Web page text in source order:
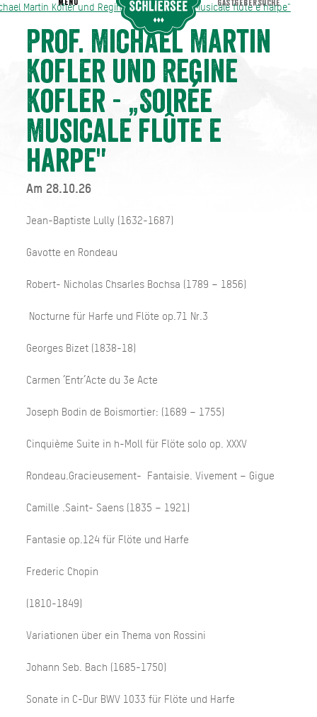
Martin Kofler und Regine Kofler - „Soirée Musicale flûte e harpe"
Prof. Michael Martin
Kofler und Regine
Kofler - „Soirée
Musicale flûte e
harpe"
Am 28.10.26
Jean-Baptiste Lully (1632-1687)
Gavotte en Rondeau
Robert- Nicholas Chsarles Bochsa (1789 – 1856)
Nocturne für Harfe und Flöte op.71 Nr.3
Georges Bizet (1838-18)
Carmen ’Entr’Acte du 3e Acte
Joseph Bodin de Boismortier: (1689 – 1755)
Cinquième Suite in h-Moll für Flöte solo op. XXXV
Rondeau.Gracieusement- Fantaisie. Vivement – Gigue
Camille .Saint- Saens (1835 – 1921)
Fantasie op.124 für Flöte und Harfe
Frederic Chopin
(1810-1849)
Variationen über ein Thema von Rossini
Johann Seb. Bach (1685-1750)
Sonate in C-Dur BWV 1033 für Flöte und Harfe
Martin Kofler und Regine Kofler - „Soirée Musicale flûte e harpe"
MENU GASTGEBERSUCHE